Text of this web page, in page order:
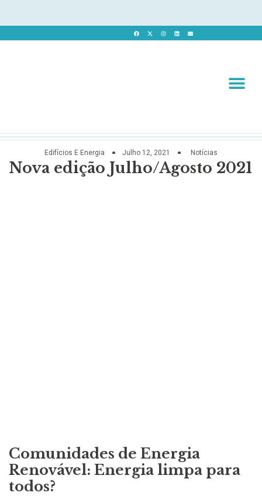
Edifícios E Energia Julho 12, 2021 Notícias
Nova edição Julho/Agosto 2021
Comunidades de Energia
Renovável: Energia limpa para
todos?